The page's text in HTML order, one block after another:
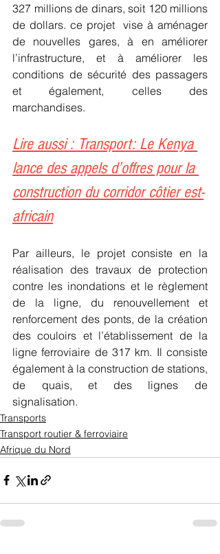
327 millions de dinars, soit 120 millions
de dollars. ce projet  vise à aménager
de nouvelles gares, à en améliorer
l’infrastructure, et à améliorer les
conditions de sécurité des passagers
et également, celles des
marchandises.
Lire aussi : Transport: Le Kenya
lance des appels d’offres pour la
construction du corridor côtier est-
africain
Par ailleurs, le projet consiste en la
réalisation des travaux de protection
contre les inondations et le règlement
de la ligne, du renouvellement et
renforcement des ponts, de la création
des couloirs et l’établissement de la
ligne ferroviaire de 317 km. Il consiste
également à la construction de stations,
de quais, et des lignes de
signalisation.
Transports
Transport routier & ferroviaire
Afrique du Nord